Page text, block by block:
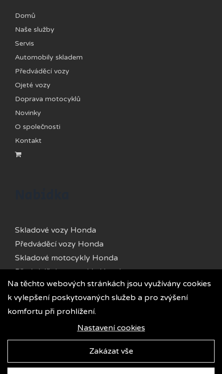
Domů
Naše služby
Servis
Automobily skladem
Předváděcí vozy
Ojeté vozy
Doprava motocyklů
Novinky
O společnosti
Kontakt
Skladové vozy Honda
Předváděcí vozy Honda
Skladové motocykly Honda
Předváděcí motocykly Honda
Skladové vozy Kia
Předváděcí vozy Kia
Ojeté vozy
Na těchto webových stránkách jsou využívány cookies
k vylepšení poskytovaných služeb a pro zvýšení
komfortu při prohlížení.
Nastavení cookies
Zakázat vše